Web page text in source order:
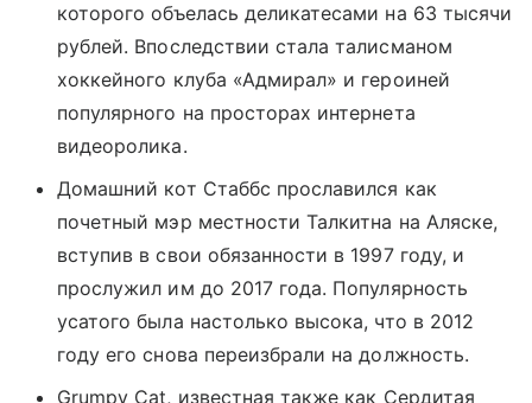
которого объелась деликатесами на 63 тысячи
рублей. Впоследствии стала талисманом
хоккейного клуба «Адмирал» и героиней
популярного на просторах интернета
видеоролика.
Домашний кот Стаббс прославился как
почетный мэр местности Талкитна на Аляске,
вступив в свои обязанности в 1997 году, и
прослужил им до 2017 года. Популярность
усатого была настолько высока, что в 2012
году его снова переизбрали на должность.
Grumpy Cat, известная также как Сердитая